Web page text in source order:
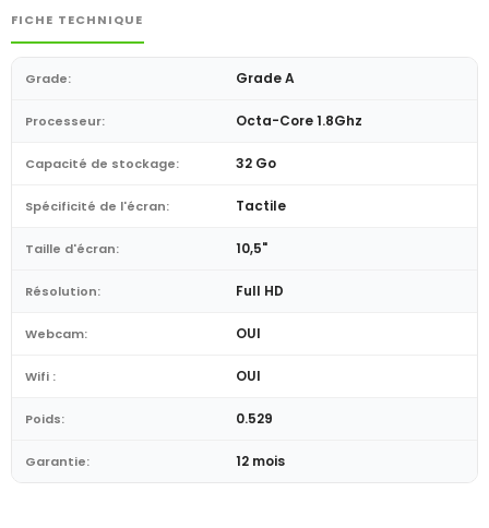
FICHE TECHNIQUE
Grade: Grade A
Processeur: Octa-Core 1.8Ghz
Capacité de stockage: 32 Go
Spécificité de l'écran: Tactile
Taille d'écran: 10,5"
Résolution: Full HD
Webcam: OUI
Wifi : OUI
Poids: 0.529
Garantie: 12 mois